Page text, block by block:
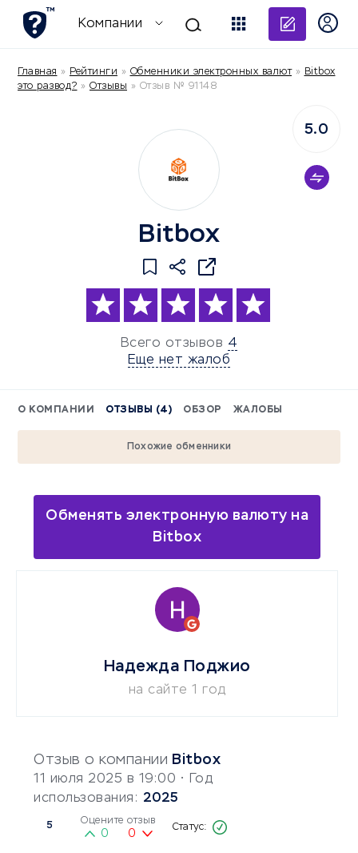
Компании
Главная » Рейтинги » Обменники электронных валют» Bitbox
это развод? » Отзывы » Отзыв № 91148
Bitbox
Всего отзывов 4
Еще нет жалоб
5.0
О КОМПАНИИ ОТЗЫВЫ (4) ОБЗОР ЖАЛОБЫ
Похожие обменники
Обменять электронную валюту на
Bitbox
Отзыв о компании Bitbox
11 июля 2025 в 19:00 • Год
использования: 2025
5 Оцените отзыв
0 0
Надежда Поджио
на сайте 1 год